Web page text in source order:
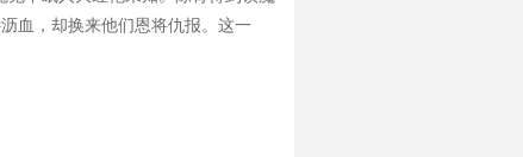
血，却换来他们恩将仇报。这一